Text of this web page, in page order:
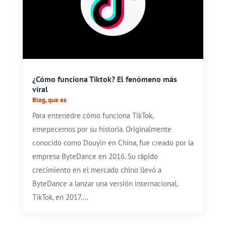
¿Cómo funciona Tiktok? El fenómeno más
viral
Blog,que es
Para entenedre cómo funciona TikTok,
emepecemos por su historia. Originalmente
conocido como Douyin en China, fue creado por la
empresa ByteDance en 2016. Su rápido
crecimiento en el mercado chino llevó a
ByteDance a lanzar una versión internacional,
TikTok, en 2017....